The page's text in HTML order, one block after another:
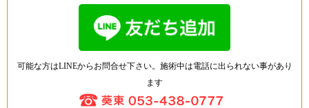
可能な方はLINEからお問合せ下さい。施術中は電話に出られない事があり
ます